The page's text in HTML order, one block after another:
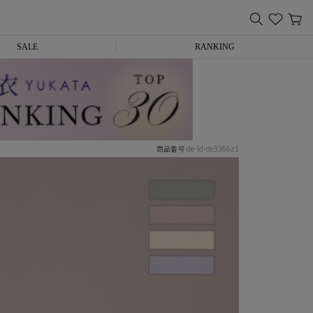
SALE RANKING
商品番号 de-ld-de3366z1